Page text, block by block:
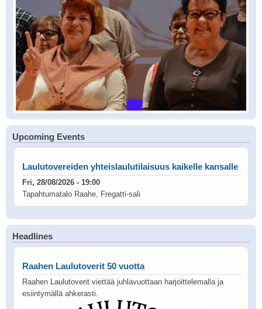
Upcoming Events
Laulutovereiden yhteislaulutilaisuus kaikelle kansalle
Fri, 28/08/2026 - 19:00
Tapahtumatalo Raahe, Fregatti-sali
Headlines
Raahen Laulutoverit 50 vuotta
Raahen Laulutoverit viettää juhlavuottaan harjoittelemalla ja
esiintymällä ahkerasti.